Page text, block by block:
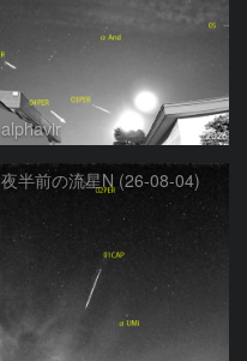
alphavir
夜半前の流星N (26-08-04)